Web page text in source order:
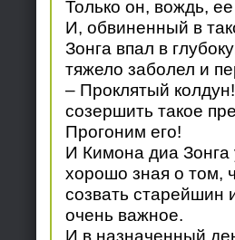
Только он, вождь,
И, обвиненный в
Зонга впал в
тяжело заболел и
– Проклятый
созершить такое
Прогоним его!
И Кимона диа Зонга
хорошо зная о том,
созвать старейшин
очень важное.
И в назначенный